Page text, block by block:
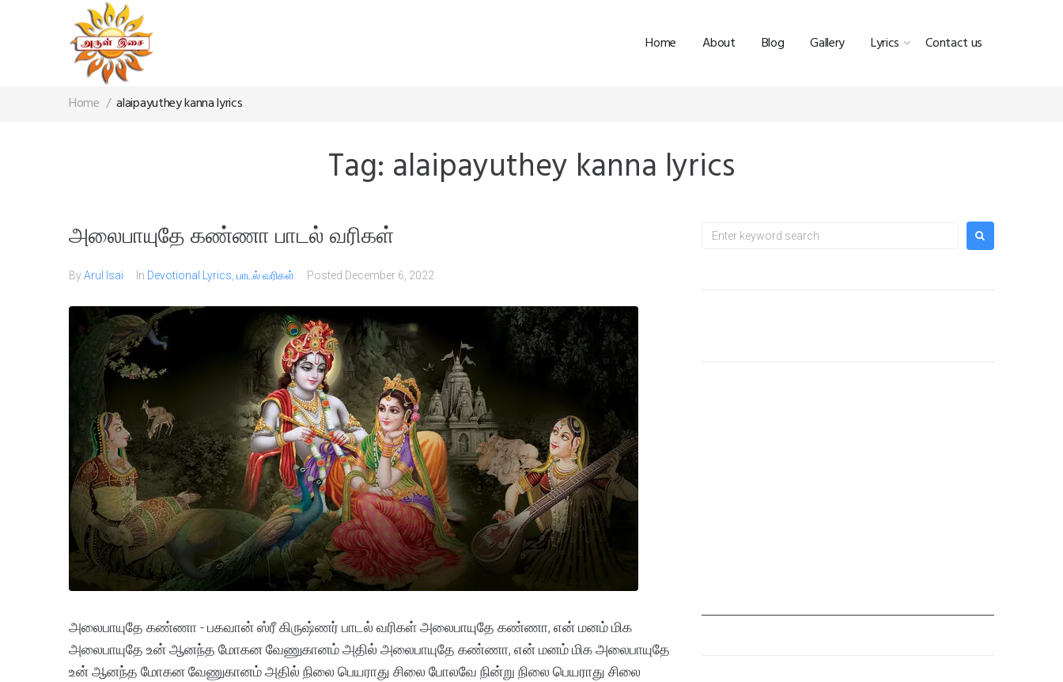
Home About Blog Gallery Lyrics Contact us
Home / alaipayuthey kanna lyrics
Tag: alaipayuthey kanna lyrics
அலைபாயுதே கண்ணா பாடல் வரிகள்
ByArul Isai In Devotional Lyrics பாடல் வரிகள் Posted December 6, 2022
அலைபாயுதே கண்ணா - பகவான் ஸ்ரீ கிருஷ்ணர் பாடல் வரிகள் அலைபாயுதே கண்ணா, என் மனம் மிக
அலைபாயுதே உன் ஆனந்த மோகன வேணுகானம் அதில் அலைபாயுதே கண்ணா, என் மனம் மிக அலைபாயுதே
உன் ஆனந்த மோகன வேணுகானம் அதில் நிலை பெயராது சிலை போலவே நின்று நிலை பெயராது சிலை